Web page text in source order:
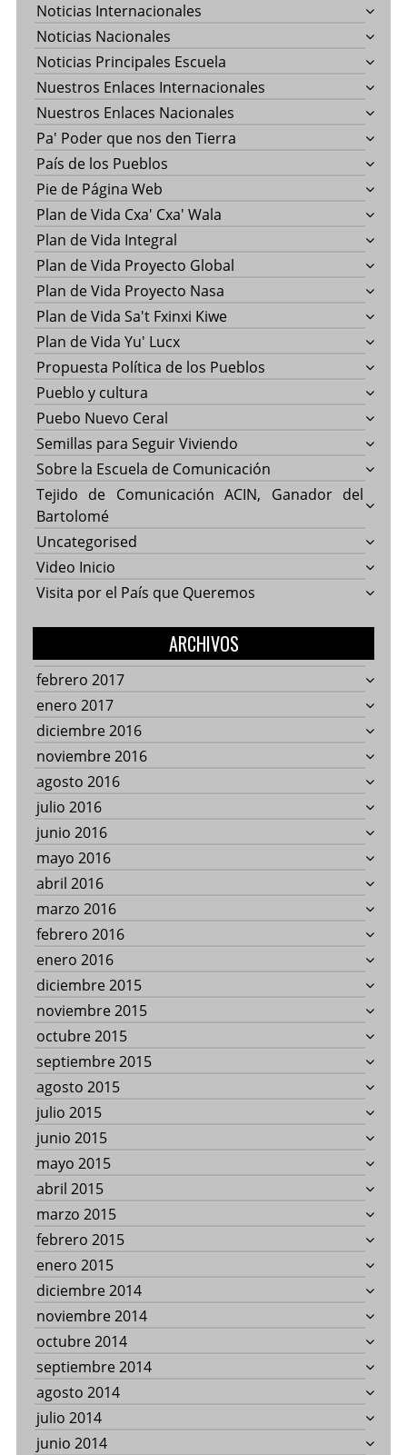
Noticias Internacionales
Noticias Nacionales
Noticias Principales Escuela
Nuestros Enlaces Internacionales
Nuestros Enlaces Nacionales
Pa' Poder que nos den Tierra
País de los Pueblos
Pie de Página Web
Plan de Vida Cxa' Cxa' Wala
Plan de Vida Integral
Plan de Vida Proyecto Global
Plan de Vida Proyecto Nasa
Plan de Vida Sa't Fxinxi Kiwe
Plan de Vida Yu' Lucx
Propuesta Política de los Pueblos
Pueblo y cultura
Puebo Nuevo Ceral
Semillas para Seguir Viviendo
Sobre la Escuela de Comunicación
Tejido de Comunicación ACIN, Ganador del
Bartolomé
Uncategorised
Video Inicio
Visita por el País que Queremos
ARCHIVOS
febrero 2017
enero 2017
diciembre 2016
noviembre 2016
agosto 2016
julio 2016
junio 2016
mayo 2016
abril 2016
marzo 2016
febrero 2016
enero 2016
diciembre 2015
noviembre 2015
octubre 2015
septiembre 2015
agosto 2015
julio 2015
junio 2015
mayo 2015
abril 2015
marzo 2015
febrero 2015
enero 2015
diciembre 2014
noviembre 2014
octubre 2014
septiembre 2014
agosto 2014
julio 2014
junio 2014